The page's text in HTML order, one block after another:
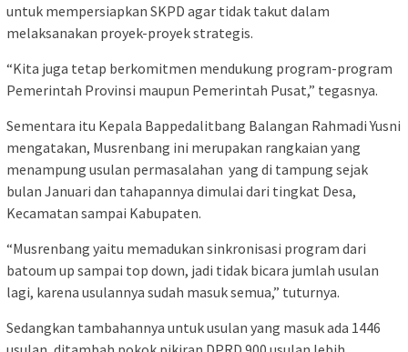
untuk mempersiapkan SKPD agar tidak takut dalam
melaksanakan proyek-proyek strategis.
“Kita juga tetap berkomitmen mendukung program-program
Pemerintah Provinsi maupun Pemerintah Pusat,” tegasnya.
Sementara itu Kepala Bappedalitbang Balangan Rahmadi Yusni
mengatakan, Musrenbang ini merupakan rangkaian yang
menampung usulan permasalahan yang di tampung sejak
bulan Januari dan tahapannya dimulai dari tingkat Desa,
Kecamatan sampai Kabupaten.
“Musrenbang yaitu memadukan sinkronisasi program dari
batoum up sampai top down, jadi tidak bicara jumlah usulan
lagi, karena usulannya sudah masuk semua,” tuturnya.
Sedangkan tambahannya untuk usulan yang masuk ada 1446